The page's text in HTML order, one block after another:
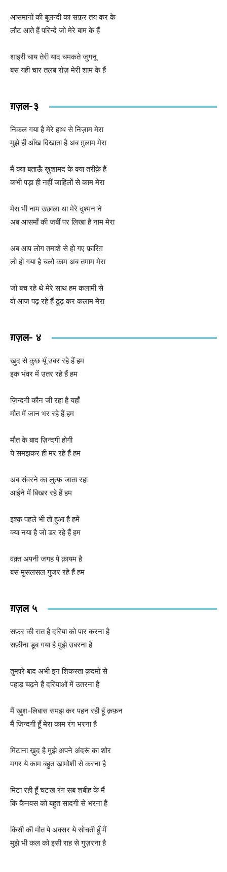
आसमानों की बुलन्दी का सफ़र तय कर के
लौट आते हैं परिन्दे जो मेरे बाम के हैं
शाइरी चाय तेरी याद चमकते जुगनू
बस यही चार तलब रोज़ मेरी शाम के हैं
ग़ज़ल-३
निकल गया है मेरे हाथ से निज़ाम मेरा
मुझे ही आँख दिखाता है अब ग़ुलाम मेरा
मैं क्या बताऊँ ख़ुशामद के क्या तरीक़े हैं
कभी पड़ा ही नहीं जाहिलों से काम मेरा
मेरा भी नाम उछाला था मेरे दुश्मन ने
अब आसमाँ की जबीं पर लिखा है नाम मेरा
अब आप लोग तमाशे से हो गए फ़ारिग़
लो हो गया है चलो काम अब तमाम मेरा
जो बच रहे थे मेरे साथ हम कलामी से
वो आज पढ़ रहे हैं ढूंढ़ कर कलाम मेरा
ग़ज़ल- ४
ख़ुद से कुछ यूँ उबर रहे हैं हम
इक भंवर में उतर रहे हैं हम
ज़िन्दगी कौन जी रहा है यहाँ
मौत में जान भर रहे हैं हम
मौत के बाद ज़िन्दगी होगी
ये समझकर ही मर रहे हैं हम
अब संवरने का लुत्फ़ जाता रहा
आईने में बिखर रहे हैं हम
इश्क़ पहले भी तो हुआ है हमें
क्या नया है जो डर रहे हैं हम
वक़्त अपनी जगह पे क़ायम है
बस मुसलसल गुजर रहे हैं हम
ग़ज़ल ५
सफ़र की रात है दरिया को पार करना है
सफ़ीना डूब गया है मुझे उबरना है
तुम्हारे बाद अभी इन शिकस्ता क़दमों से
पहाड़ चढ़ने हैं दरियाओं में उतरना है
मैं ख़ुश-लिबास समझ कर पहन रही हूँ क़फ़न
मैं ज़िन्दगी हूँ मेरा काम रंग भरना है
मिटाना ख़ुद है मुझे अपने अंदरूं का शोर
मगर ये काम बहुत ख़ामोशी से करना है
मिटा रही हूँ चटख रंग सब शबीह के मैं
कि कैनवस को बहुत सादगी से भरना है
किसी की मौत पे अक्सर ये सोचती हूँ मैं
मुझे भी कल को इसी राह से गुज़रना है